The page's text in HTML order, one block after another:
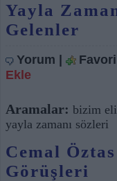
Yayla
Gelenler
Yorum |
Ekle
Aramalar: bizim
yayla zamanı sözleri
Cemal
Görüşleri